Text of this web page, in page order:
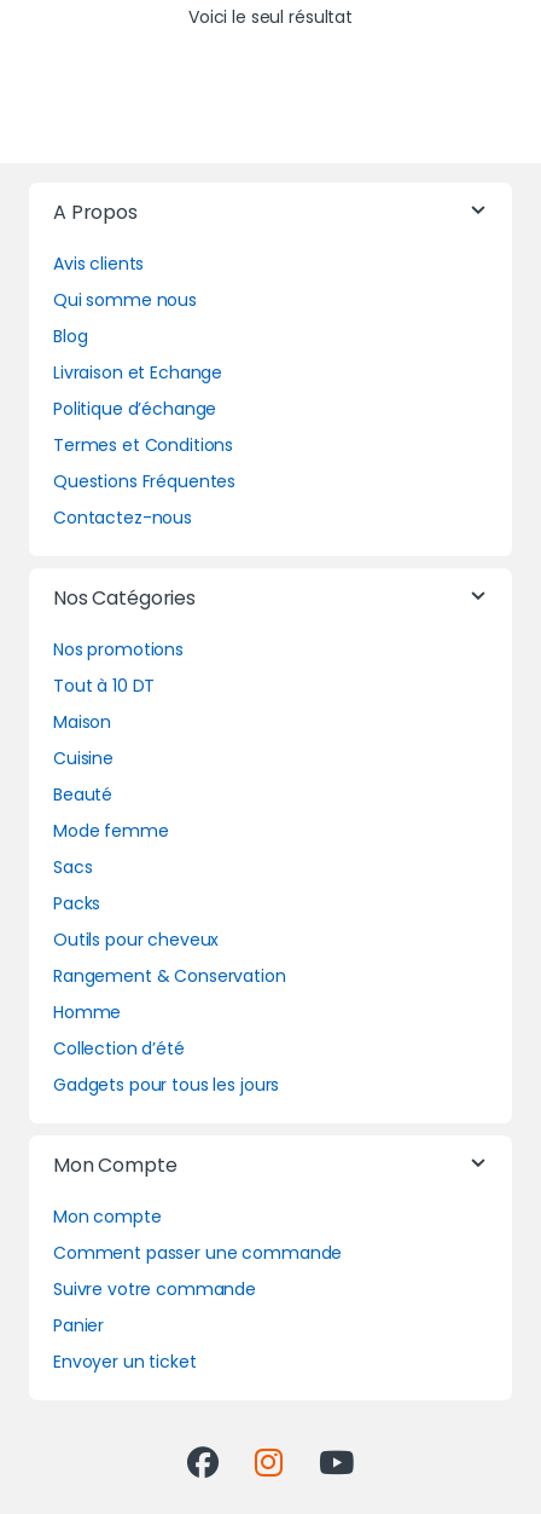
Voici le seul résultat
A Propos
Avis clients
Qui somme nous
Blog
Livraison et Echange
Politique d’échange
Termes et Conditions
Questions Fréquentes
Contactez-nous
Nos Catégories
Nos promotions
Tout à 10 DT
Maison
Cuisine
Beauté
Mode femme
Sacs
Packs
Outils pour cheveux
Rangement & Conservation
Homme
Collection d’été
Gadgets pour tous les jours
Mon Compte
Mon compte
Comment passer une commande
Suivre votre commande
Panier
Envoyer un ticket